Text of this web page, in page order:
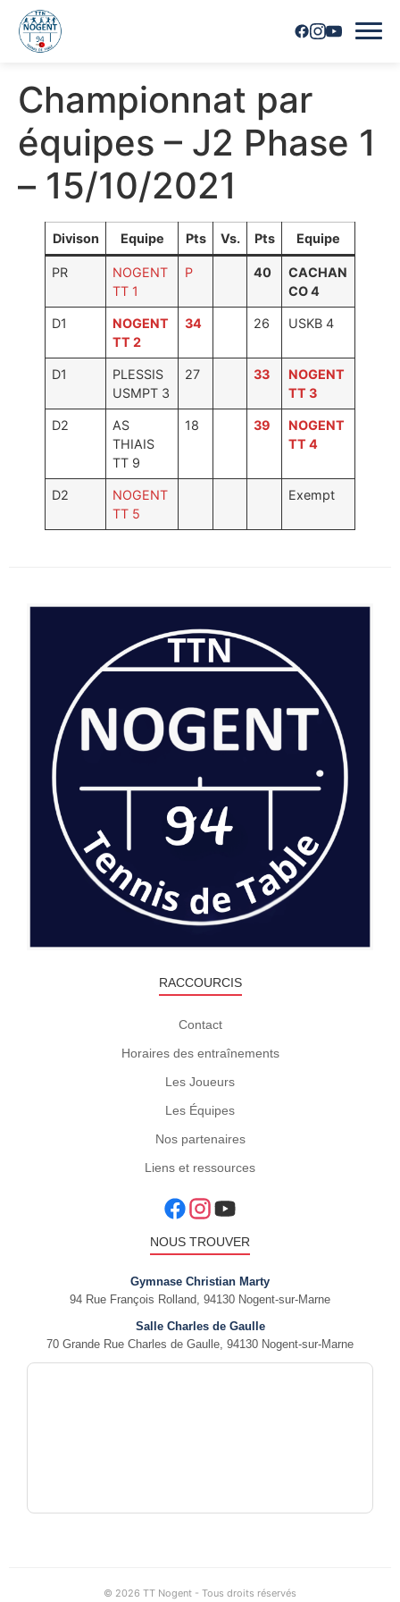
Accueil
Horaires
Inscriptions
Nous contacter
Les joueurs
Les équipes
Photos
Championnat par
équipes – J2 Phase 1
– 15/10/2021
Divison Equipe Pts Vs. Pts Equipe
PR
NOGENT
TT 1
P 40
CACHAN
CO 4
D1
NOGENT
TT 2
34 26 USKB 4
D1
PLESSIS
USMPT 3
27 33
NOGENT
TT 3
D2
AS
THIAIS
TT 9
18 39
NOGENT
TT 4
D2
NOGENT
TT 5
Exempt
RACCOURCIS
Contact
Horaires des entraînements
Les Joueurs
Les Équipes
Nos partenaires
Liens et ressources
NOUS TROUVER
Gymnase Christian Marty
94 Rue François Rolland, 94130 Nogent-sur-Marne
Salle Charles de Gaulle
70 Grande Rue Charles de Gaulle, 94130 Nogent-sur-Marne
© 2026 TT Nogent - Tous droits réservés